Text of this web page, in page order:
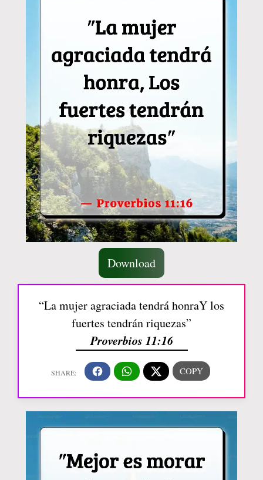
Download
“La mujer agraciada tendrá honraY los
fuertes tendrán riquezas”
Proverbios 11:16